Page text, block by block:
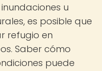
u
es posible que
refugio en
Saber cómo
puede